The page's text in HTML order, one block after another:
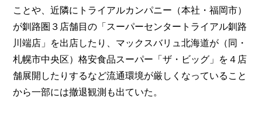
ことや、近隣にトライアルカンパニー（本社・福岡市）
が釧路圏３店舗目の「スーパーセンタートライアル釧路
川端店」を出店したり、マックスバリュ北海道が（同・
札幌市中央区）格安食品スーパー「ザ・ビッグ」を４店
舗展開したりするなど流通環境が厳しくなっていること
から一部には撤退観測も出ていた。